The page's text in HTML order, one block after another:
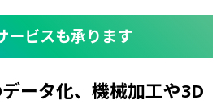
ービスも承ります
ータ化、機械加工や3D